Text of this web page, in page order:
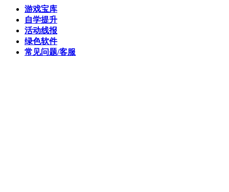
游戏宝库
自学提升
活动线报
绿色软件
常见问题/客服